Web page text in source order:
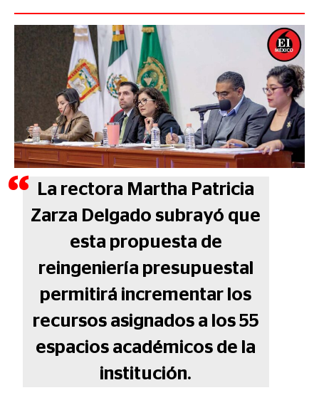
La rectora Martha Patricia
Zarza Delgado subrayó que
esta propuesta de
reingeniería presupuestal
permitirá incrementar los
recursos asignados a los 55
espacios académicos de la
institución.